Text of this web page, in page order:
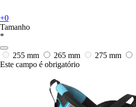
+0
Tamanho
*
255 mm 265 mm 275 mm
Este campo é obrigatório